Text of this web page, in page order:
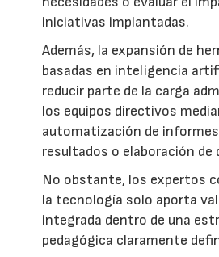
iniciativas implantadas.
Además, la expansión de
basadas en inteligencia
reducir parte de la carga
los equipos directivos
automatización de
resultados o elaboración de
No obstante, los expertos
la tecnología solo aporta
integrada dentro de una
pedagógica claramente